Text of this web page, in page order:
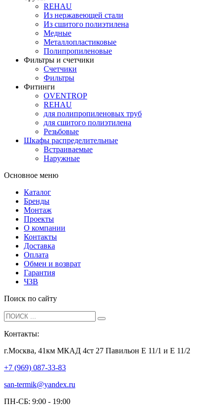
REHAU
Из нержавеющей стали
Из сшитого полиэтилена
Медные
Металлопластиковые
Полипропиленовые
Фильтры и счетчики
Счетчики
Фильтры
Фитинги
OVENTROP
REHAU
для полипропиленовых труб
для сшитого полиэтилена
Резьбовые
Шкафы распределительные
Встраиваемые
Наружные
Основное меню
Каталог
Бренды
Монтаж
Проекты
О компании
Контакты
Доставка
Оплата
Обмен и возврат
Гарантия
ЧЗВ
Поиск по сайту
Контакты:
г.Москва, 41км МКАД 4ст 27 Павильон Е 11/1 и Е 11/2
+7 (969) 087-33-83
san-termik@yandex.ru
ПН-СБ: 9:00 - 19:00